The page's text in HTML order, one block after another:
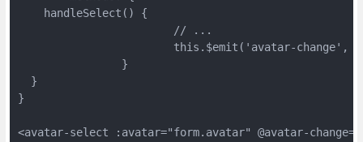
    handleSelect() {
  }
}
<avatar-select :avatar="form.avatar" @avatar-